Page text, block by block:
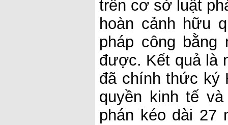
trên cơ sở luật
hoàn cảnh hữu
pháp công
được. Kết quả là
đã chính thức ký
quyền kinh tế
phán kéo dài 27